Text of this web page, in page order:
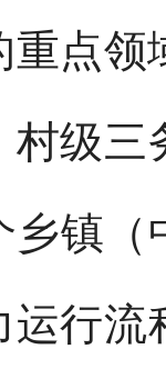
重点
村级
乡镇
运行